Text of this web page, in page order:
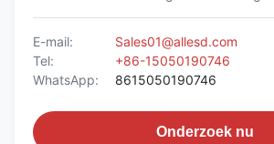
E-mail:
Sales01@allesd.com
Tel:
+86-15050190746
WhatsApp:
8615050190746
Onderzoek nu